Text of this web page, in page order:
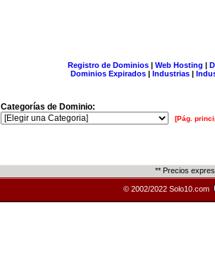
Registro de Dominios| Web Hosting |
Dominios Expirados | Industrias |
Categorías de Dominio:
[Pág.
** Precios
© 2002/2022 Solo10.com